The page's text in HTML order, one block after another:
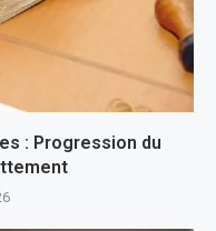
: Progression du